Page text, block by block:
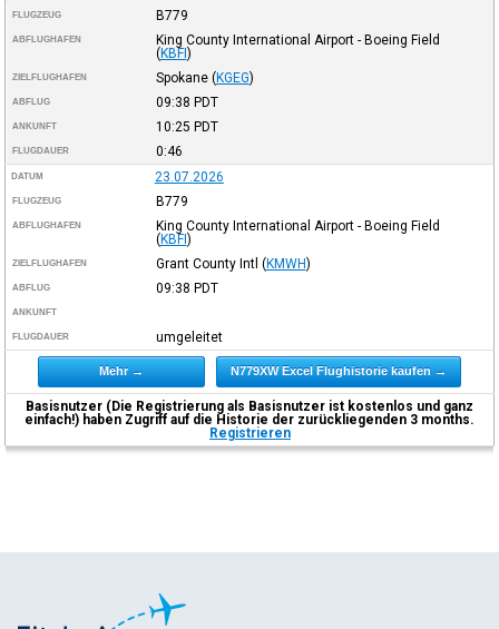
FLUGZEUG B779
ABFLUGHAFEN
King County International Airport - Boeing Field
(KBFI)
ZIELFLUGHAFEN Spokane (KGEG)
ABFLUG 09:38 PDT
ANKUNFT 10:25 PDT
FLUGDAUER 0:46
DATUM 23.07.2026
FLUGZEUG B779
ABFLUGHAFEN
King County International Airport - Boeing Field
(KBFI)
ZIELFLUGHAFEN Grant County Intl (KMWH)
ABFLUG 09:38 PDT
ANKUNFT
FLUGDAUER umgeleitet
Mehr → N779XW Excel Flughistorie kaufen →
Basisnutzer (Die Registrierung als Basisnutzer ist kostenlos und ganz
einfach!) haben Zugriff auf die Historie der zurückliegenden 3 months.
Registrieren